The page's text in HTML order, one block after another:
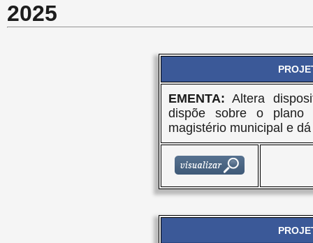
2025
EMENTA: Altera
dispõe sobre o plano
magistério municipal e